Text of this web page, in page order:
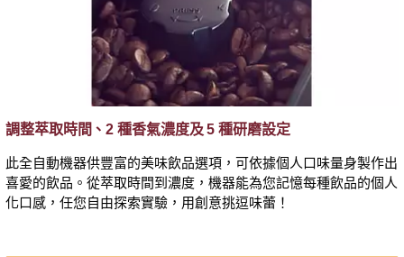
調整萃取時間、2 種香氣濃度及 5 種研磨設定
此全自動機器供豐富的美味飲品選項，可依據個人口味量身製作出
喜愛的飲品。從萃取時間到濃度，機器能為您記憶每種飲品的個人
化口感，任您自由探索實驗，用創意挑逗味蕾！